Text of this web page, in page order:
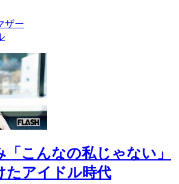
ザー
「こんなの私じゃない」
たアイドル時代